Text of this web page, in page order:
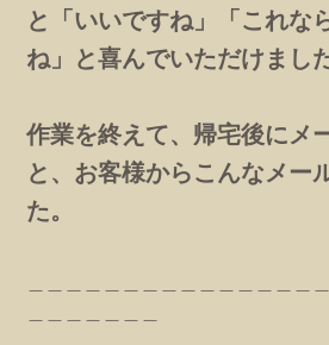
と「いいですね」「これな
ね」と喜んでいただけまし
作業を終えて、帰宅後にメ
と、お客様からこんなメー
た。